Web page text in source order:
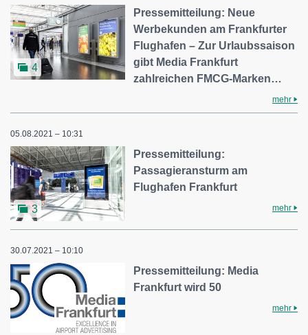
4
Pressemitteilung: Neue
Werbekunden am Frankfurter
Flughafen – Zur Urlaubssaison
gibt Media Frankfurt
zahlreichen FMCG-Marken…
mehr
05.08.2021 – 10:31
3
Pressemitteilung:
Passagieransturm am
Flughafen Frankfurt
mehr
30.07.2021 – 10:10
Pressemitteilung: Media
Frankfurt wird 50
mehr